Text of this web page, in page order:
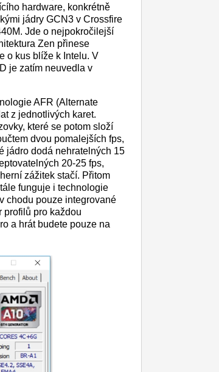
hardware, konkrétně
jádry GCN3 v Crossfire
Jde o nejpokročilejší
Zen přinese
o kus blíže k Intelu. V
je zatím neuvedla v
AFR (Alternate
z jednotlivých karet.
které se potom složí
dvou pomalejších fps,
jádro dodá nehratelných 15
20-25 fps,
zážitek stačí. Přitom
funguje i technologie
chodu pouze integrované
profilů pro každou
a hrát budete pouze na